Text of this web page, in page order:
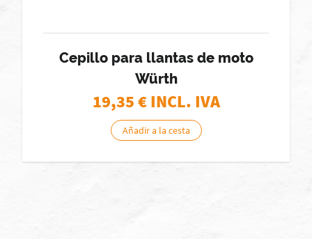
Cepillo para llantas de moto
Würth
19,35€ INCL. IVA
Añadir a la cesta